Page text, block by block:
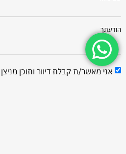
הודעתך
אני מאשר/ת קבלת דיוור ותוכן